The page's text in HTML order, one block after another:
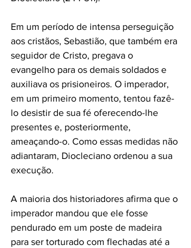
Em um período de intensa perseguição
aos cristãos, Sebastião, que também era
seguidor de Cristo, pregava o
evangelho para os demais soldados e
auxiliava os prisioneiros. O imperador,
em um primeiro momento, tentou fazê-
lo desistir de sua fé oferecendo-lhe
presentes e, posteriormente,
ameaçando-o. Como essas medidas não
adiantaram, Diocleciano ordenou a sua
execução.
A maioria dos historiadores afirma que o
imperador mandou que ele fosse
pendurado em um poste de madeira
para ser torturado com flechadas até a